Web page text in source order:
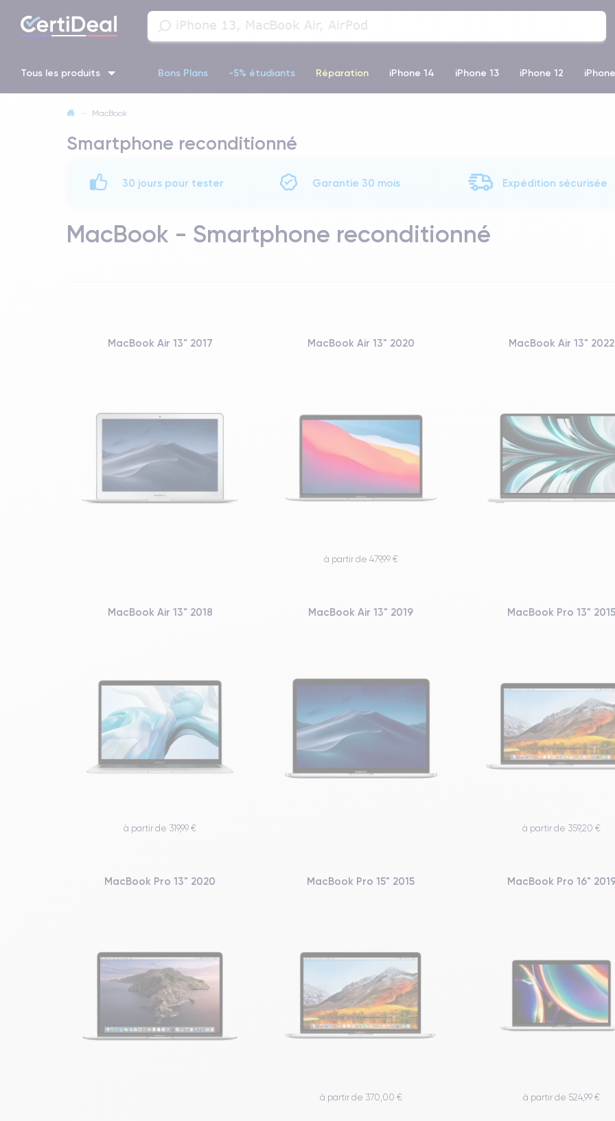
Tous les produits Bons Plans -5% étudiants Réparation iPhone 14 iPhone 13 iPhone 12
iPhone 14 Pro
iPhone 14 pro
— MacBook
Smartphone reconditionné
30 jours pour tester Garantie 30 mois Expédition sécurisée
MacBook - Smartphone reconditionné
MacBook Air 13" 2017 MacBook Air 13" 2020
à partir de 479,99 €
MacBook Air 13" 2022
MacBook Air 13" 2018
à partir de 319,99 €
MacBook Air 13" 2019 MacBook Pro 13" 2015
à partir de 359,20 €
MacBook Pro 13" 2020 MacBook Pro 15" 2015
à partir de 370,00 €
MacBook Pro 16"
à partir de 524,99 €